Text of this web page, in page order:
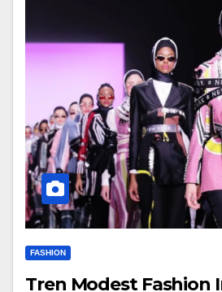
FASHION
Tren Modest Fashion